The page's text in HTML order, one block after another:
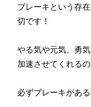
ブレーキという存
切です！
やる気や元気、勇
加速させてくれるの
必ずブレーキがある